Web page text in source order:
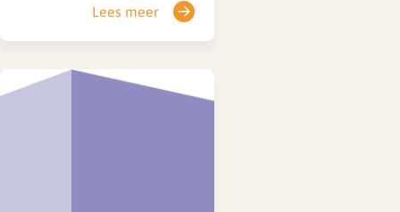
bijvoorbeeld bij grotere
gezondheidsproblemen of
verzuim te voorkomen en in
Lees meer